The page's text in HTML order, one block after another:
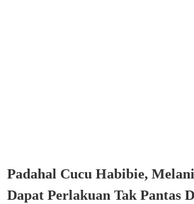
Padahal Cucu Habibie,
Dapat Perlakuan Tak Pantas